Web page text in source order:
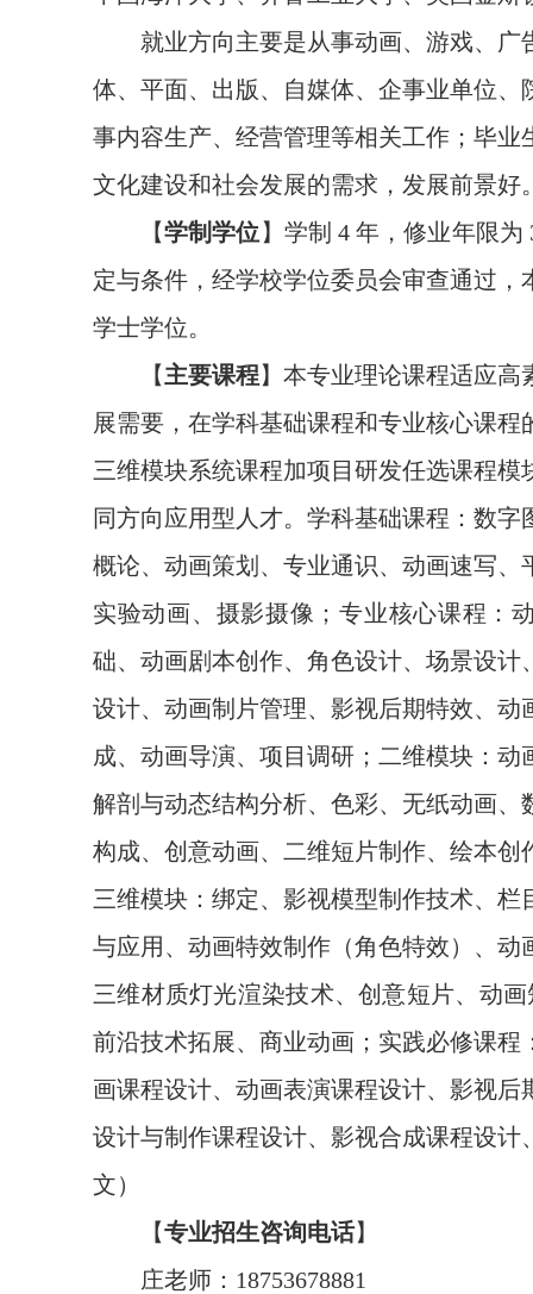
就业方向主要是从事动画、游戏、广
体、平面、出版、自媒体、企事业单位、
事内容生产、经营管理等相关工作；毕业
文化建设和社会发展的需求，发展前景好
【学制学位 】学制 4 年，修业年限
定与条件，经学校学位委员会审查通过，
学士学位。
【主要课程】本专业理论课程适应
展需要，在学科基础课程和专业核心课
三维模块系统课程加项目研发任选课程模
同方向应用型人才。学科基础课程：数
概论、动画策划、专业通识、动画速写、
实验动画、摄影摄像；专业核心课程：
础、动画剧本创作、角色设计、场景设计
设计、动画制片管理、影视后期特效、动
成、动画导演、项目调研；二维模块：
解剖与动态结构分析、色彩、无纸动画、
构成、创意动画、二维短片制作、绘本创
三维模块：绑定、影视模型制作技术、栏
与应用、动画特效制作（角色特效）、动
三维材质灯光渲染技术、创意短片、动
前沿技术拓展、商业动画；实践必修课程
画课程设计、动画表演课程设计、影视后
设计与制作课程设计、影视合成课程设计
文）
【专业招生咨询电话】
庄老师：18753678881